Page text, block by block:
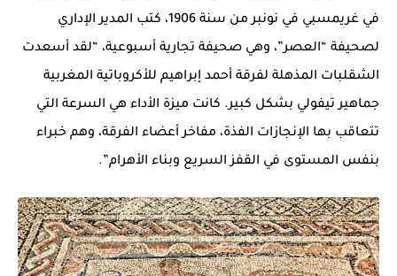
في غريمسبي في نونبر من سنة 1906، كتب المدير الإداري
لصحيفة “العصر”، وهي صحيفة تجارية أسبوعية، “لقد أسعدت
الشقلبات المذهلة لفرقة أحمد إبراهيم للأكروباتية المغربية
جماهير تيفولي بشكل كبير. كانت ميزة الأداء هي السرعة التي
تتعاقب بها الإنجازات الفذة، مفاخر أعضاء الفرقة، وهم خبراء
بنفس المستوى في القفز السريع وبناء الأهرام”.